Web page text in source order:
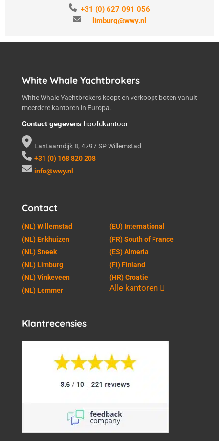
+31 (0) 627 091 056
limburg@wwy.nl
White Whale Yachtbrokers
White Whale Yachtbrokers koopt en verkoopt boten vanuit
meerdere kantoren in Europa.
Contact gegevens hoofdkantoor
Lantaarndijk 8, 4797 SP Willemstad
+31 (0) 168 820 208
info@wwy.nl
Contact
(NL) Willemstad
(NL) Enkhuizen
(NL) Sneek
(NL) Limburg
(NL) Vinkeveen
(NL) Lemmer
(EU) International
(FR) South of France
(ES) Almeria
(FI) Finland
(HR) Croatie
Alle kantoren
Klantrecensies